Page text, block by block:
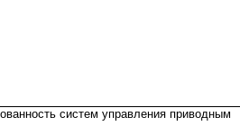
систем управления приводным